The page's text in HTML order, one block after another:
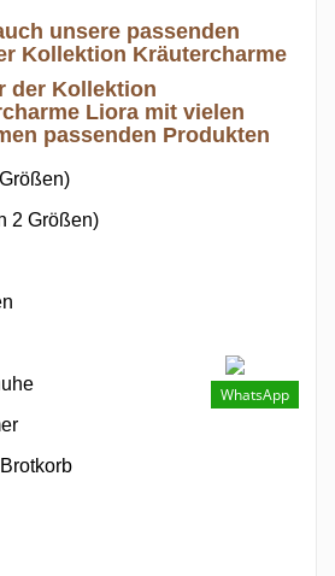
unsere passenden
Kollektion Kräutercharme
2 Größen)
WhatsApp